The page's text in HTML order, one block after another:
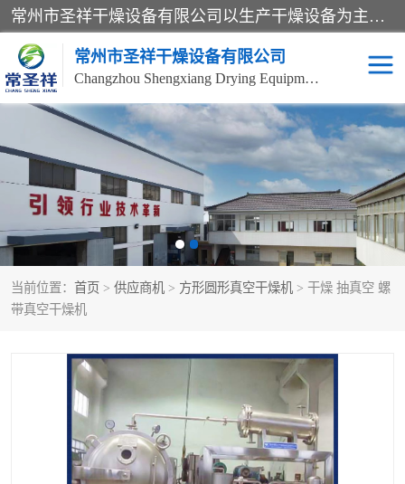
常州市圣祥干燥设备有限公司以生产干燥设备为主导产品，提供：干燥设备、干燥机、混合机、气流干燥机、烘箱、热风循环烘箱、沸腾干燥机、烘干机、喷雾干燥机等产品的生产、制造与销售服务。
常州市圣祥干燥设备有限公司
Changzhou Shengxiang Drying Equipment Co. , Ltd.
当前位置： 首页 > 供应商机 > 方形圆形真空干燥机 > 干燥 抽真空 螺
带真空干燥机
单锥真空干燥机 双锥真空干燥机
气流干燥机 滚筒刮板干燥机
干燥机 闪蒸干燥机
桨叶干燥机 高速混合机
粗粉碎机 带式干燥机
单锥螺带真空干燥机 沸腾干燥机
方形圆形真空干燥机 真空耙式干燥机